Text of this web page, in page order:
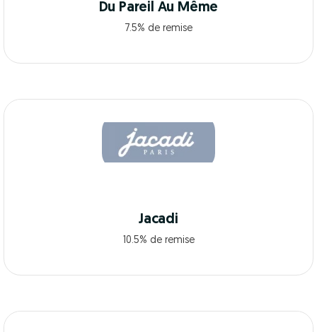
Du Pareil Au Même
7.5% de remise
Jacadi
10.5% de remise